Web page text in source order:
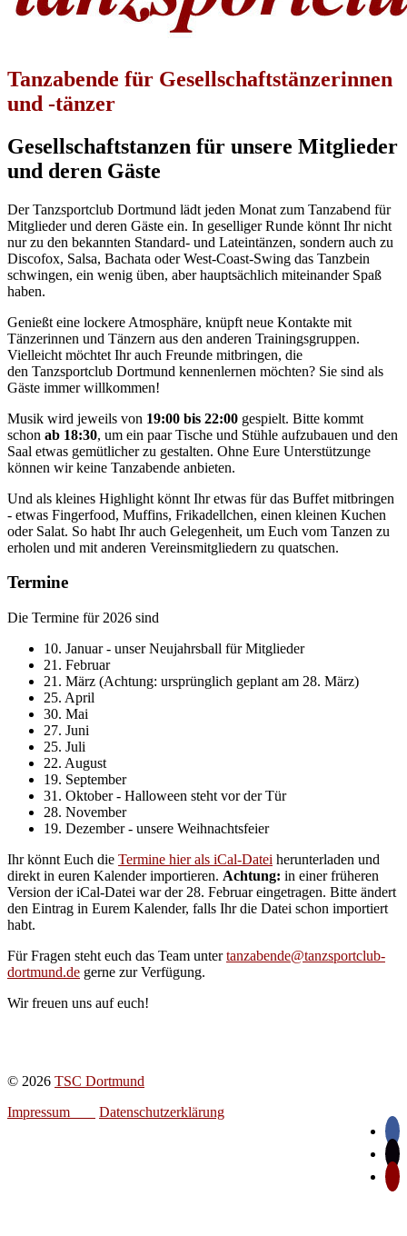
Tanzabende für Gesellschaftstänzerinnen
und -tänzer
Gesellschaftstanzen für unsere Mitglieder
und deren Gäste
Der Tanzsportclub Dortmund lädt jeden Monat zum Tanzabend für
Mitglieder und deren Gäste ein. In geselliger Runde könnt Ihr nicht
nur zu den bekannten Standard- und Lateintänzen, sondern auch zu
Discofox, Salsa, Bachata oder West-Coast-Swing das Tanzbein
schwingen, ein wenig üben, aber hauptsächlich miteinander Spaß
haben.
Genießt eine lockere Atmosphäre, knüpft neue Kontakte mit
Tänzerinnen und Tänzern aus den anderen Trainingsgruppen.
Vielleicht möchtet Ihr auch Freunde mitbringen, die
den Tanzsportclub Dortmund kennenlernen möchten? Sie sind als
Gäste immer willkommen!
Musik wird jeweils von 19:00 bis 22:00 gespielt. Bitte kommt
schon ab 18:30, um ein paar Tische und Stühle aufzubauen und den
Saal etwas gemütlicher zu gestalten. Ohne Eure Unterstützunge
können wir keine Tanzabende anbieten.
Und als kleines Highlight könnt Ihr etwas für das Buffet mitbringen
- etwas Fingerfood, Muffins, Frikadellchen, einen kleinen Kuchen
oder Salat. So habt Ihr auch Gelegenheit, um Euch vom Tanzen zu
erholen und mit anderen Vereinsmitgliedern zu quatschen.
Termine
Die Termine für 2026 sind
10. Januar - unser Neujahrsball für Mitglieder
21. Februar
21. März (Achtung: ursprünglich geplant am 28. März)
25. April
30. Mai
27. Juni
25. Juli
22. August
19. September
31. Oktober - Halloween steht vor der Tür
28. November
19. Dezember - unsere Weihnachtsfeier
Ihr könnt Euch die Termine hier als iCal-Datei herunterladen und
direkt in euren Kalender importieren. Achtung: in einer früheren
Version der iCal-Datei war der 28. Februar eingetragen. Bitte ändert
den Eintrag in Eurem Kalender, falls Ihr die Datei schon importiert
habt.
Für Fragen steht euch das Team untertanzabende@tanzsportclub-
dortmund.de gerne zur Verfügung.
Wir freuen uns auf euch!
© 2026 TSC Dortmund
Impressum
Datenschutzerklärung